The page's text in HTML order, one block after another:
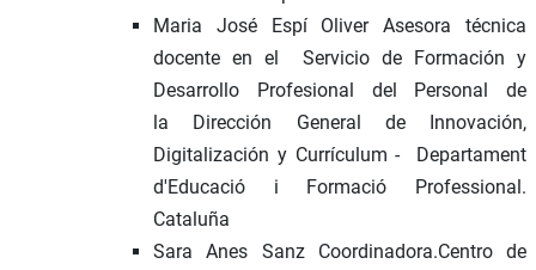
Maria José Espí Oliver Asesora técnica
docente en el Servicio de Formación y
Desarrollo Profesional del Personal de
la Dirección General de Innovación,
Digitalización y Currículum - Departament
d'Educació i Formació Professional.
Cataluña
Sara Anes Sanz Coordinadora.Centro de